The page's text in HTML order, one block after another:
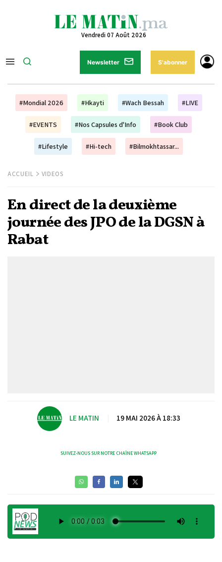
Vendredi 07 Août 2026
Newsletter S'abonner
#Mondial 2026 #Hkayti #Wach Bessah #LIVE
#EVENTS #Nos Capsules d'Info #Book Club
#Lifestyle #Hi-tech #Bilmokhtassar...
ACCUEIL VIDEOS
En direct de la deuxième
journée des JPO de la DGSN à
Rabat
LE MATIN 19 MAI 2026 À 18:33
SUIVEZ-NOUS SUR NOTRE CHAÎNE WHATSAPP